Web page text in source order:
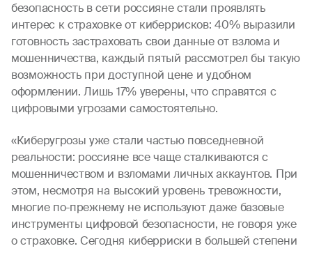
безопасность в сети россияне стали проявлять
интерес к страховке от киберрисков: 40% выразили
готовность застраховать свои данные от взлома и
мошенничества, каждый пятый рассмотрел бы такую
возможность при доступной цене и удобном
оформлении. Лишь 17% уверены, что справятся с
цифровыми угрозами самостоятельно.
«Киберугрозы уже стали частью повседневной
реальности: россияне все чаще сталкиваются с
мошенничеством и взломами личных аккаунтов. При
этом, несмотря на высокий уровень тревожности,
многие по-прежнему не используют даже базовые
инструменты цифровой безопасности, не говоря уже
о страховке. Сегодня киберриски в большей степени